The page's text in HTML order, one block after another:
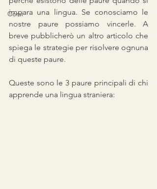
Corsi
impara una lingua. Se conosciamo le
nostre paure possiamo vincerle. A
breve pubblicherò un altro articolo che
spiega le strategie per risolvere ognuna
di queste paure.
Queste sono le 3 paure principali di chi
apprende una lingua straniera: